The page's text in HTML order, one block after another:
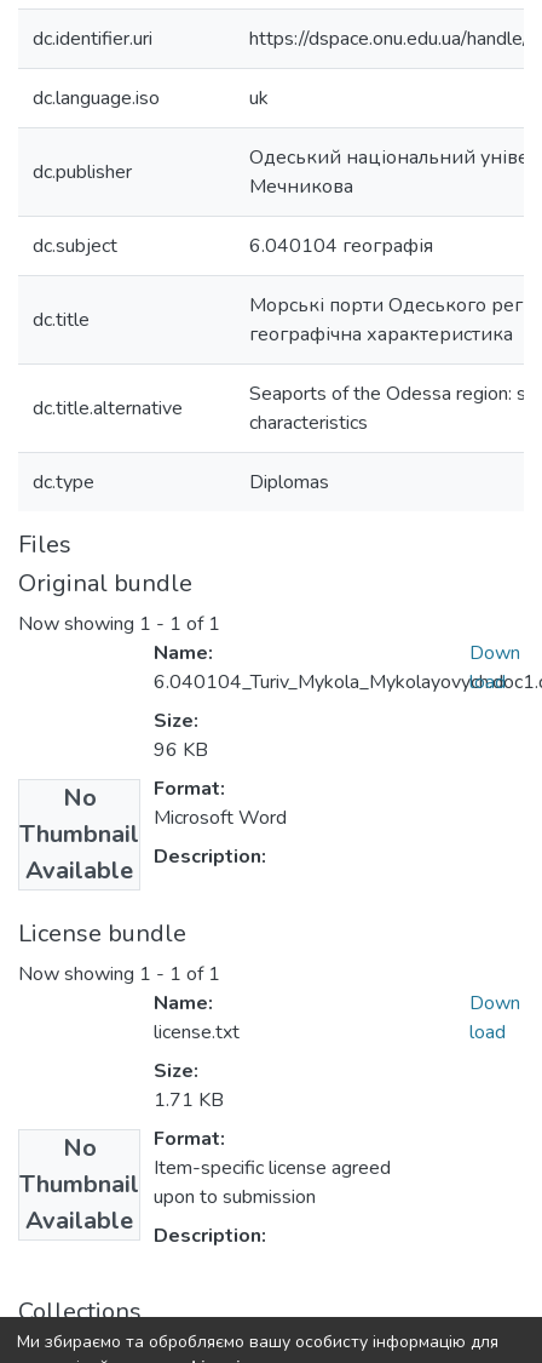
dc.identifier.uri https://dspace.onu.edu.ua/
dc.language.iso uk
dc.publisher
Одеський національний
Мечникова
dc.subject 6.040104 географія
dc.title
Морські порти Одеського
географічна характеристика
dc.title.alternative
Seaports of the Odessa region:
characteristics
dc.type Diplomas
Files
Original bundle
Now showing 1 - 1 of 1
No
Thumbnail
Available
Name:
Size:
96 KB
Format:
Microsoft Word
Description:
Down
load
License bundle
Now showing 1 - 1 of 1
No
Thumbnail
Available
Name:
license.txt
Size:
1.71 KB
Format:
Item-specific license agreed
upon to submission
Description:
Down
load
Collections
Бакалаври ГГФ
Ми збираємо та обробляємо вашу особисту інформацію для